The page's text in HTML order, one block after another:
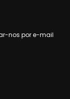
nos por e-mail